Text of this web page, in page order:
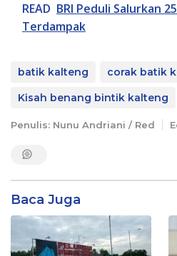
READ BRI Peduli Salurkan
Terdampak
batik kalteng
corak batik
Kisah benang bintik kalteng
Penulis: Nunu Andriani / Red
Baca Juga